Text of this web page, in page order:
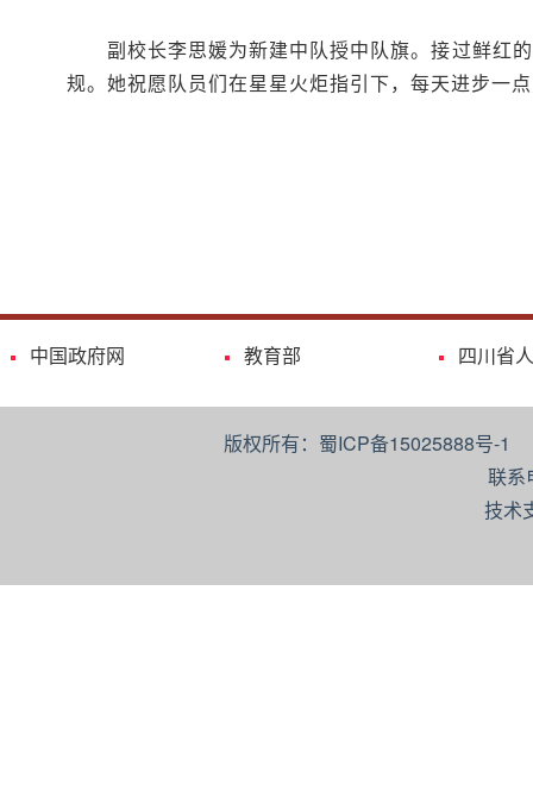
副校长李思媛为新建中队授中队旗。接过鲜红
规。她祝愿队员们在星星火炬指引下，每天进步一
中国政府网 教育部 四川省
版权所有：蜀ICP备15025888号-
联系
技术